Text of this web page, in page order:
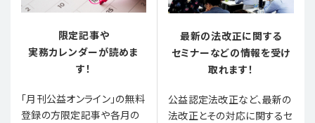
限定記事や
実務カレンダーが読めま
す！
「月刊公益オンライン」の無料
登録の方限定記事や各月の
最新の法改正に関する
セミナーなどの情報を受け
取れます！
公益認定法改正など、最新の
法改正とその対応に関するセ